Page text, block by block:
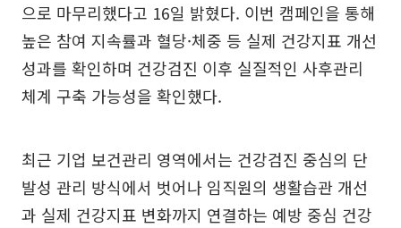
으로 마무리했다고 16일 밝혔다. 이번 캠페인을 통해
높은 참여 지속률과 혈당·체중 등 실제 건강지표 개선
성과를 확인하며 건강검진 이후 실질적인 사후관리
체계 구축 가능성을 확인했다.
최근 기업 보건관리 영역에서는 건강검진 중심의 단
발성 관리 방식에서 벗어나 임직원의 생활습관 개선
과 실제 건강지표 변화까지 연결하는 예방 중심 건강